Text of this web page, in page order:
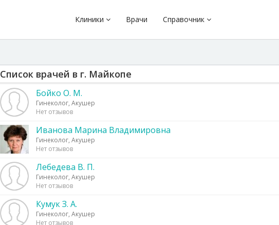
Клиники Врачи Справочник
Список врачей в г. Майкопе
Бойко О. М.
Гинеколог, Акушер
Нет отзывов
Иванова Марина Владимировна
Гинеколог, Акушер
Нет отзывов
Лебедева В. П.
Гинеколог, Акушер
Нет отзывов
Кумук З. А.
Гинеколог, Акушер
Нет отзывов